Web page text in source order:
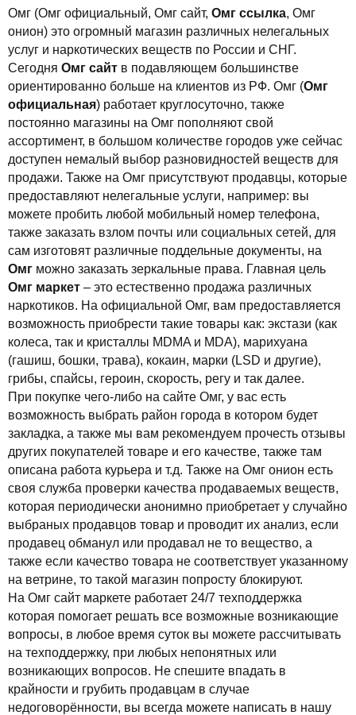
Омг (Омг официальный, Омг сайт, Омг ссылка, Омг
онион) это огромный магазин различных нелегальных
услуг и наркотических веществ по России и СНГ.
Сегодня Омг сайт в подавляющем большинстве
ориентированно больше на клиентов из РФ. Омг (Омг
официальная) работает круглосуточно, также
постоянно магазины на Омг пополняют свой
ассортимент, в большом количестве городов уже сейчас
доступен немалый выбор разновидностей веществ для
продажи. Также на Омг присутствуют продавцы, которые
предоставляют нелегальные услуги, например: вы
можете пробить любой мобильный номер телефона,
также заказать взлом почты или социальных сетей, для
сам изготовят различные поддельные документы, на
Омг можно заказать зеркальные права. Главная цель
Омг маркет – это естественно продажа различных
наркотиков. На официальной Омг, вам предоставляется
возможность приобрести такие товары как: экстази (как
колеса, так и кристаллы MDMA и MDA), марихуана
(гашиш, бошки, трава), кокаин, марки (LSD и другие),
грибы, спайсы, героин, скорость, регу и так далее.
При покупке чего-либо на сайте Омг, у вас есть
возможность выбрать район города в котором будет
закладка, а также мы вам рекомендуем прочесть отзывы
других покупателей товаре и его качестве, также там
описана работа курьера и т.д. Также на Омг онион есть
своя служба проверки качества продаваемых веществ,
которая периодически анонимно приобретает у случайно
выбраных продавцов товар и проводит их анализ, если
продавец обманул или продавал не то вещество, а
также если качество товара не соответствует указанному
на ветрине, то такой магазин попросту блокируют.
На Омг сайт маркете работает 24/7 техподдержка
которая помогает решать все возможные возникающие
вопросы, в любое время суток вы можете рассчитывать
на техподдержку, при любых непонятных или
возникающих вопросов. Не спешите впадать в
крайности и грубить продавцам в случае
недоговорённости, вы всегда можете написать в нашу